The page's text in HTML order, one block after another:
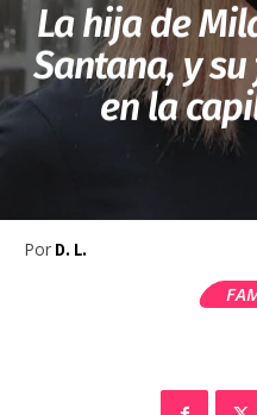
La hija de
Santana, y
en la
Por D. L.